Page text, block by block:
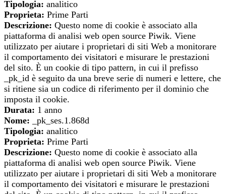
Tipologia: analitico
Proprieta: Prime Parti
Descrizione: Questo nome di cookie è associato alla
piattaforma di analisi web open source Piwik. Viene
utilizzato per aiutare i proprietari di siti Web a monitorare
il comportamento dei visitatori e misurare le prestazioni
del sito. È un cookie di tipo pattern, in cui il prefisso
_pk_id è seguito da una breve serie di numeri e lettere, che
si ritiene sia un codice di riferimento per il dominio che
imposta il cookie.
Durata: 1 anno
Nome: _pk_ses.1.868d
Tipologia: analitico
Proprieta: Prime Parti
Descrizione: Questo nome di cookie è associato alla
piattaforma di analisi web open source Piwik. Viene
utilizzato per aiutare i proprietari di siti Web a monitorare
il comportamento dei visitatori e misurare le prestazioni